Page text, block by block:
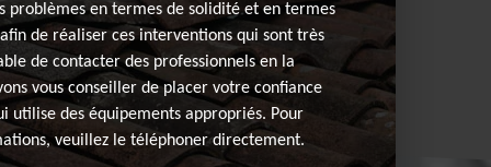
problèmes en termes de solidité et en termes
de réaliser ces interventions qui sont très
de contacter des professionnels en la
vous conseiller de placer votre confiance
utilise des équipements appropriés. Pour
veuillez le téléphoner directement.